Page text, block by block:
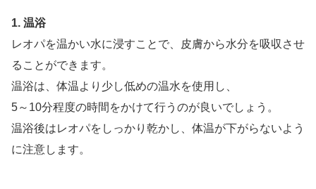
1. 温浴
レオパを温かい水に浸すことで、皮膚から水分を吸収させ
ることができます。
温浴は、体温より少し低めの温水を使用し、
5～10分程度の時間をかけて行うのが良いでしょう。
温浴後はレオパをしっかり乾かし、体温が下がらないよう
に注意します。